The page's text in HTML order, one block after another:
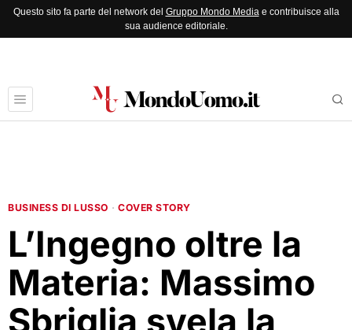
Questo sito fa parte del network del Gruppo Mondo Mediae contribuisce alla
sua audience editoriale.
BUSINESS DI LUSSO · COVER STORY
L’Ingegno oltre la
Materia: Massimo
Sbriglia svela la